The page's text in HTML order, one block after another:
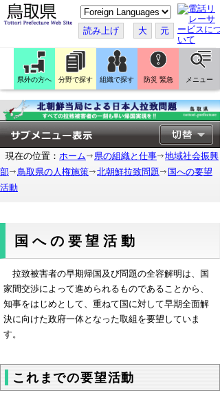
こ
の
ペ
ー
ジ
翻
訳
す
る
読み上げ 大 元
県外の方へ 分野で探す 組織で探す 防災 緊急 メニュー
現在の位置： ホーム 県の組織と仕事
地域社会振興
部
鳥取県の人権施策 北朝鮮拉致問題
国への要望
活動
国への要望活動
拉致被害者の早期帰国及び問題の全容解明は、国
家間交渉によって進められるものであることから、
知事をはじめとして、重ねて国に対して早期全面解
決に向けた政府一体となった取組を要望していま
す。
これまでの要望活動